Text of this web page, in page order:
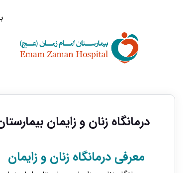
درمانگاه زنان و زایمان
معرفی درمانگاه زنان و زایمان